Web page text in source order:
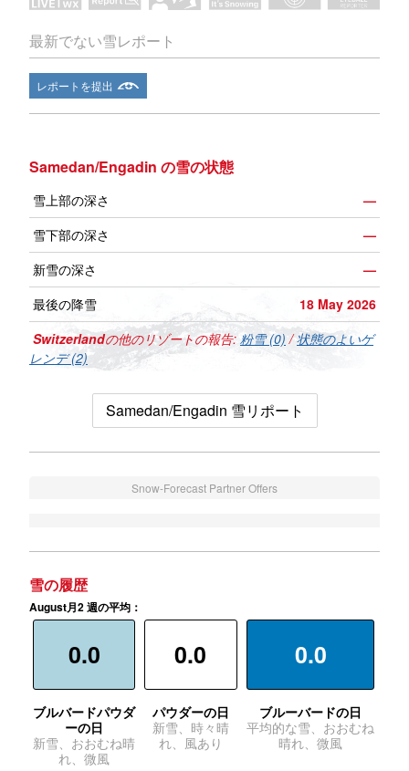
最新でない雪レポート
レポートを提出
Samedan/Engadin の雪の状態
雪上部の深さ
—
雪下部の深さ
—
新雪の深さ
—
最後の降雪
18 May 2026
Switzerlandの他のリゾートの報告: 粉雪 (0) /状態のよいゲ
レンデ (2)
Samedan/Engadin 雪リポート
Snow-Forecast Partner Offers
雪の履歴
August月2 週の平均：
0.0
ブルバードパウダ
ーの日
新雪、おおむね晴
れ、微風
0.0
パウダーの日
新雪、時々晴
れ、風あり
0.0
ブルーバードの日
平均的な雪、おおむね
晴れ、微風